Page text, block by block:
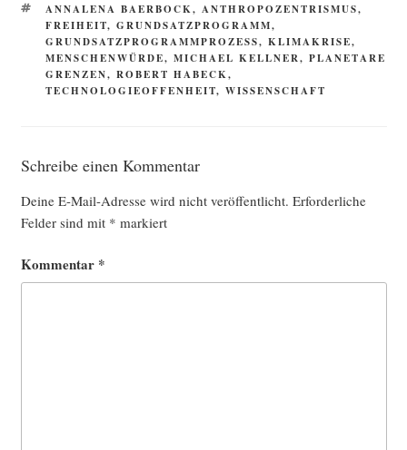
SCHLAGWÖRTER
ANNALENA BAERBOCK, ANTHROPOZENTRISMUS,
FREIHEIT, GRUNDSATZPROGRAMM,
GRUNDSATZPROGRAMMPROZESS, KLIMAKRISE,
MENSCHENWÜRDE, MICHAEL KELLNER, PLANETARE
GRENZEN, ROBERT HABECK,
TECHNOLOGIEOFFENHEIT, WISSENSCHAFT
Schreibe einen Kommentar
Deine E-Mail-Adresse wird nicht veröffentlicht. Erforderliche
Felder sind mit * markiert
Kommentar *